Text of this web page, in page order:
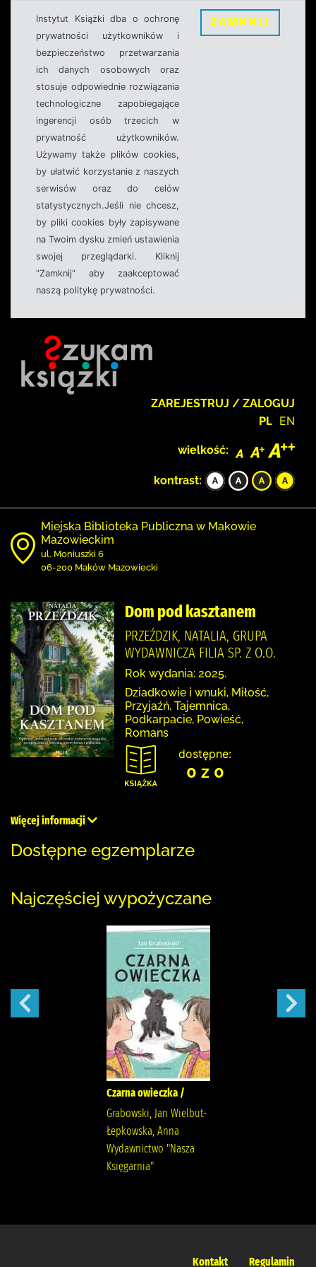
Instytut Książki dba o ochronę
prywatności użytkowników i
bezpieczeństwo przetwarzania
ich danych osobowych oraz
stosuje odpowiednie rozwiązania
technologiczne zapobiegające
ingerencji osób trzecich w
prywatność użytkowników.
Używamy także plików cookies,
by ułatwić korzystanie z naszych
serwisów oraz do celów
statystycznych.Jeśli nie chcesz,
by pliki cookies były zapisywane
na Twoim dysku zmień ustawienia
swojej przeglądarki. Kliknij
"Zamknij" aby zaakceptować
naszą politykę prywatności.
ZAMKNIJ
ZAREJESTRUJ / ZALOGUJ
PL EN
wielkość:
kontrast:
Miejska Biblioteka Publiczna w Makowie
Mazowieckim
ul. Moniuszki 6
06-200 Maków Mazowiecki
Dom pod kasztanem
PRZEŹDZIK, NATALIA, GRUPA
WYDAWNICZA FILIA SP. Z O.O.
Rok wydania: 2025.
Dziadkowie i wnuki, Miłość,
Przyjaźń, Tajemnica,
Podkarpacie, Powieść,
Romans
dostępne:
0 z 0
Więcej informacji
Dostępne egzemplarze
Najczęściej wypożyczane
Czarna owieczka /
Grabowski, Jan Wielbut-
Łepkowska, Anna
Wydawnictwo "Nasza
Księgarnia"
Kontakt Regulamin